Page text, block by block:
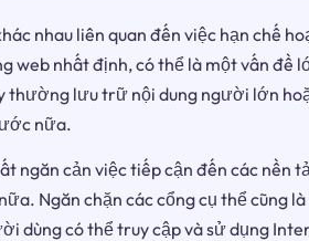
nhau liên quan đến việc hạn chế
web nhất định, có thể là một vấn đề
thường lưu trữ nội dung người lớn
nữa.
ngăn cản việc tiếp cận đến các nền
Ngăn chặn các cổng cụ thể cũng
dùng có thể truy cập và sử dụng